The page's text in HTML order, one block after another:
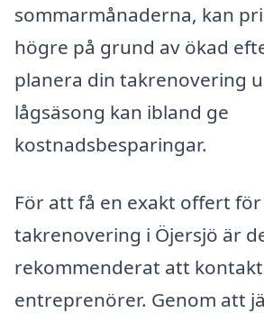
sommarmånaderna, kan
högre på grund av ökad
planera din takrenovering
lågsäsong kan ibland ge
kostnadsbesparingar.
För att få en exakt offert för
takrenovering i Öjersjö är
rekommenderat att
entreprenörer. Genom att